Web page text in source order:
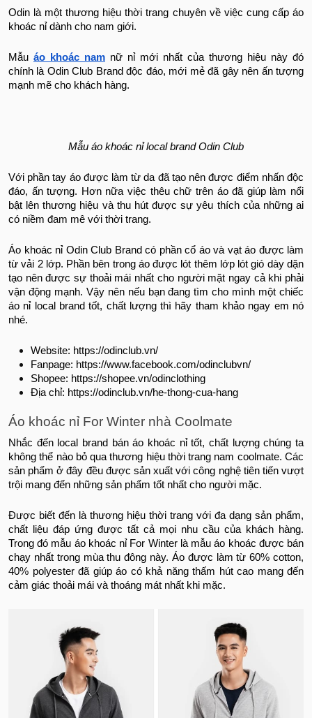
Odin là một thương hiệu thời trang chuyên về việc cung cấp áo
khoác nỉ dành cho nam giới.
Mẫu áo khoác nam nữ nỉ mới nhất của thương hiệu này đó
chính là Odin Club Brand độc đáo, mới mẻ đã gây nên ấn tượng
mạnh mẽ cho khách hàng.
Mẫu áo khoác nỉ local brand Odin Club
Với phần tay áo được làm từ da đã tạo nên được điểm nhấn độc
đáo, ấn tượng. Hơn nữa việc thêu chữ trên áo đã giúp làm nổi
bật lên thương hiệu và thu hút được sự yêu thích của những ai
có niềm đam mê với thời trang.
Áo khoác nỉ Odin Club Brand có phần cổ áo và vạt áo được làm
từ vải 2 lớp. Phần bên trong áo được lót thêm lớp lót gió dày dặn
tạo nên được sự thoải mái nhất cho người mặt ngay cả khi phải
vận động mạnh. Vậy nên nếu bạn đang tìm cho mình một chiếc
áo nỉ local brand tốt, chất lượng thì hãy tham khảo ngay em nó
nhé.
Website: https://odinclub.vn/
Fanpage: https://www.facebook.com/odinclubvn/
Shopee: https://shopee.vn/odinclothing
Địa chỉ: https://odinclub.vn/he-thong-cua-hang
Áo khoác nỉ For Winter nhà Coolmate
Nhắc đến local brand bán áo khoác nỉ tốt, chất lượng chúng ta
không thể nào bỏ qua thương hiệu thời trang nam coolmate. Các
sản phẩm ở đây đều được sản xuất với công nghệ tiên tiến vượt
trội mang đến những sản phẩm tốt nhất cho người mặc.
Được biết đến là thương hiệu thời trang với đa dạng sản phẩm,
chất liệu đáp ứng được tất cả mọi nhu cầu của khách hàng.
Trong đó mẫu áo khoác nỉ For Winter là mẫu áo khoác được bán
chạy nhất trong mùa thu đông này. Áo được làm từ 60% cotton,
40% polyester đã giúp áo có khả năng thấm hút cao mang đến
cảm giác thoải mái và thoáng mát nhất khi mặc.